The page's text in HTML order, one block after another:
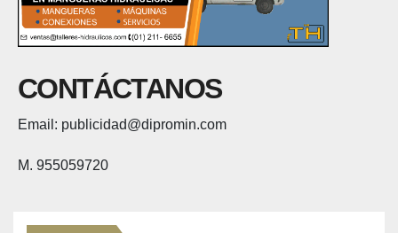
CONTÁCTANOS
Email: publicidad@dipromin.com
M. 955059720